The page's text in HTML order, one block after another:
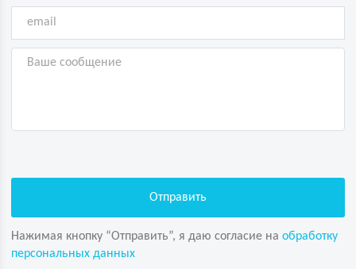
Нажимая кнопку “Отправить”, я даю согласие на обработку
персональных данных